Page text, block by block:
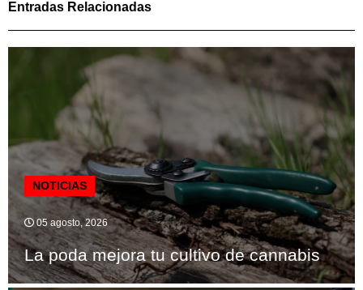
Entradas Relacionadas
NOTICIAS
05 agosto, 2026
La poda mejora tu cultivo de cannabis